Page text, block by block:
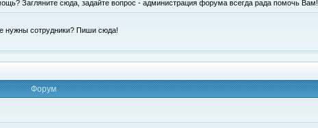
Загляните сюда, задайте вопрос - администрация форума всегда рада помочь Вам!
нужны сотрудники? Пиши сюда!
Форум